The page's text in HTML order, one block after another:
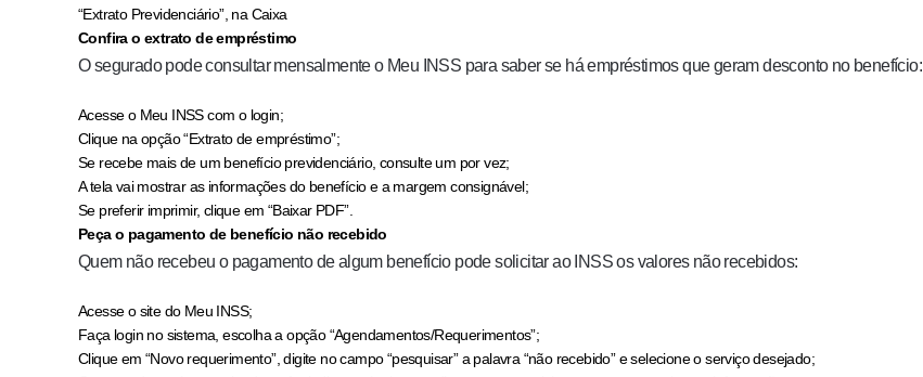
“Extrato Previdenciário”, na Caixa
Confira o extrato de empréstimo
O segurado pode consultar mensalmente o Meu INSS para saber se há empréstimos que geram desconto no benefício:
Acesse o Meu INSS com o login;
Clique na opção “Extrato de empréstimo”;
Se recebe mais de um benefício previdenciário, consulte um por vez;
A tela vai mostrar as informações do benefício e a margem consignável;
Se preferir imprimir, clique em “Baixar PDF”.
Peça o pagamento de benefício não recebido
Quem não recebeu o pagamento de algum benefício pode solicitar ao INSS os valores não recebidos:
Acesse o site do Meu INSS;
Faça login no sistema, escolha a opção “Agendamentos/Requerimentos”;
Clique em “Novo requerimento”, digite no campo “pesquisar” a palavra “não recebido” e selecione o serviço desejado;